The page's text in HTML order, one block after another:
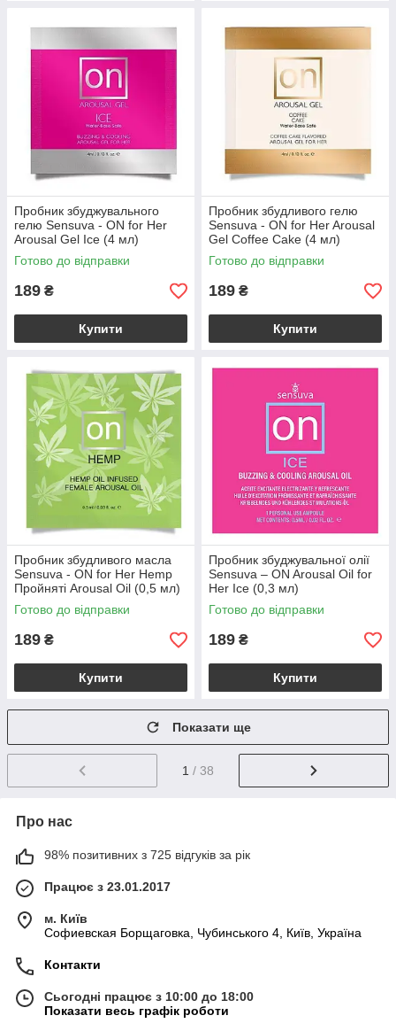
Пробник збуджувального
гелю Sensuva - ON for Her
Arousal Gel Ice (4 мл)
Готово до відправки
189 ₴
Купити
Пробник збудливого гелю
Sensuva - ON for Her Arousal
Gel Coffee Cake (4 мл)
Готово до відправки
189 ₴
Купити
Пробник збудливого масла
Sensuva - ON for Her Hemp
Пройняті Arousal Oil (0,5 мл)
Готово до відправки
189 ₴
Купити
Пробник збуджувальної олії
Sensuva – ON Arousal Oil for
Her Ice (0,3 мл)
Готово до відправки
189 ₴
Купити
Показати ще
1 / 38
Про нас
98% позитивних з 725 відгуків за рік
Працює з 23.01.2017
м. Київ
Софиевская Борщаговка, Чубинського 4, Київ, Україна
Контакти
Сьогодні працює з 10:00 до 18:00
Показати весь графік роботи